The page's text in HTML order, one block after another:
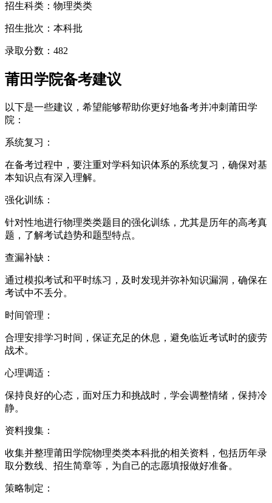
招生科类：物理类类
招生批次：本科批
录取分数：482
莆田学院备考建议
以下是一些建议，希望能够帮助你更好地备考并冲刺莆田学
院：
系统复习：
在备考过程中，要注重对学科知识体系的系统复习，确保对基
本知识点有深入理解。
强化训练：
针对性地进行物理类类题目的强化训练，尤其是历年的高考真
题，了解考试趋势和题型特点。
查漏补缺：
通过模拟考试和平时练习，及时发现并弥补知识漏洞，确保在
考试中不丢分。
时间管理：
合理安排学习时间，保证充足的休息，避免临近考试时的疲劳
战术。
心理调适：
保持良好的心态，面对压力和挑战时，学会调整情绪，保持冷
静。
资料搜集：
收集并整理莆田学院物理类类本科批的相关资料，包括历年录
取分数线、招生简章等，为自己的志愿填报做好准备。
策略制定：